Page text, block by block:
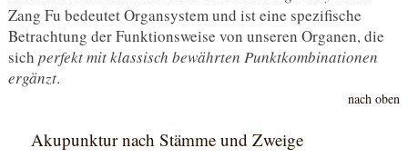
Zang Fu bedeutet Organsystem und ist eine spezifische
Betrachtung der Funktionsweise von unseren Organen, die
sich perfekt mit klassisch bewährten Punktkombinationen
ergänzt.
nach oben
Akupunktur nach Stämme und Zweige